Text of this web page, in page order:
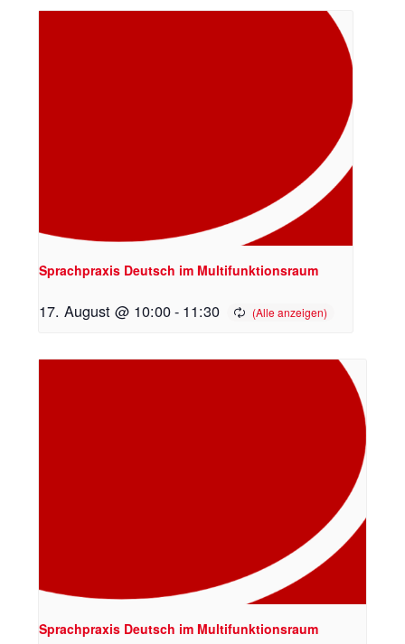
Sprachpraxis Deutsch im Multifunktionsraum
17. August @ 10:00- 11:30
Sprachpraxis Deutsch im Multifunktionsraum